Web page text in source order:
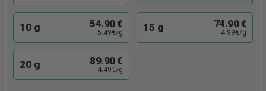
10 g 54.90 €
5.49€/g 15 g 74.90 €
4.99€/g
20 g 89.90 €
4.49€/g